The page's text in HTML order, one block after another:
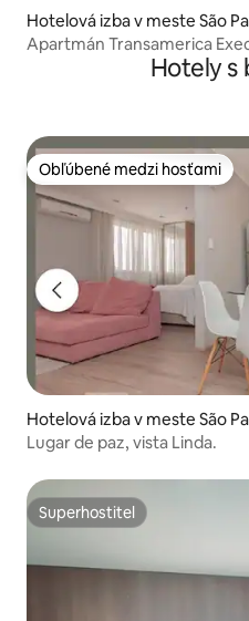
Hotelová izba v meste São
Apartmán Transamerica
Hotely s
Obľúbené medzi hosťami
Obľúbené medzi hosťami
Hotelová izba v meste São
Lugar de paz, vista Linda.
Superhostiteľ
Superhostiteľ